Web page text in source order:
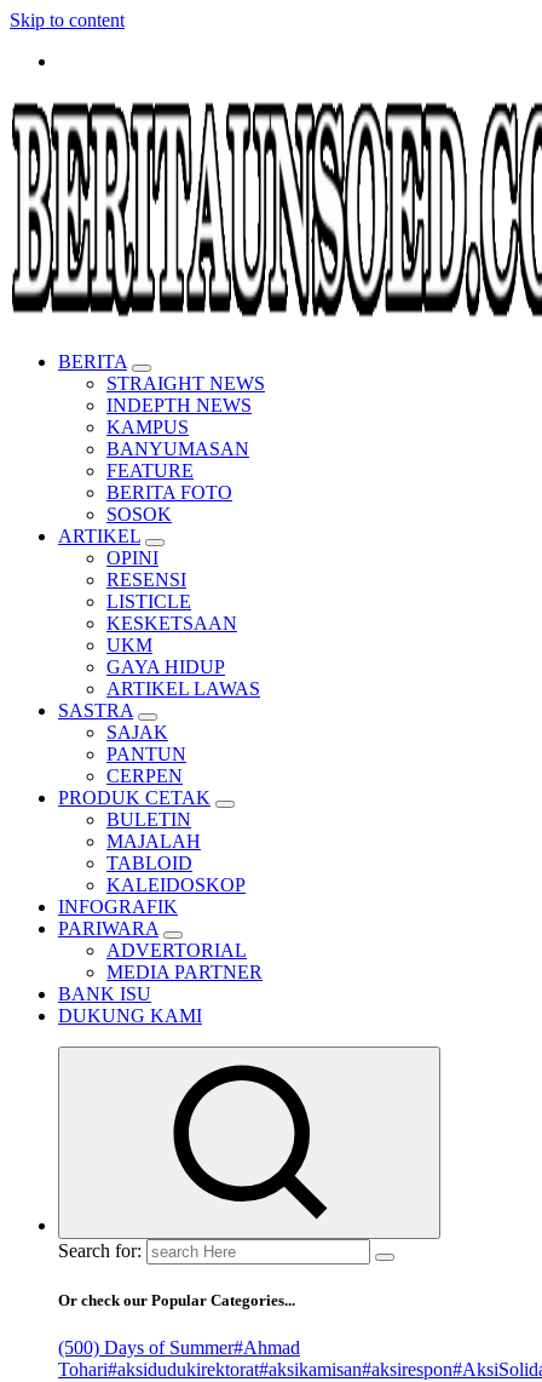
Skip to content
Pemandu Wawasan Almamater
BERITA
STRAIGHT NEWS
INDEPTH NEWS
KAMPUS
BANYUMASAN
FEATURE
BERITA FOTO
SOSOK
ARTIKEL
OPINI
RESENSI
LISTICLE
KESKETSAAN
UKM
GAYA HIDUP
ARTIKEL LAWAS
SASTRA
SAJAK
PANTUN
CERPEN
PRODUK CETAK
BULETIN
MAJALAH
TABLOID
KALEIDOSKOP
INFOGRAFIK
PARIWARA
ADVERTORIAL
MEDIA PARTNER
BANK ISU
DUKUNG KAMI
Search for:
Or check our Popular Categories...
(500) Days of Summer#Ahmad
Tohari#aksidudukirektorat#aksikamisan#aksirespon